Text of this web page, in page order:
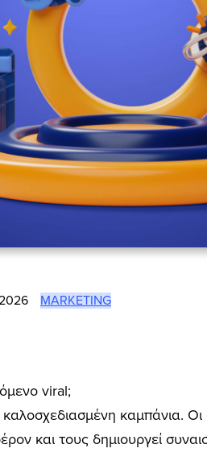
MARKETING
viral;
καμπάνια.
και τους δημιουργεί